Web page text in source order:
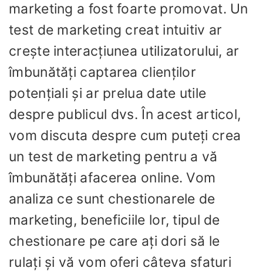
marketing a fost foarte promovat. Un
test de marketing creat intuitiv ar
crește interacțiunea utilizatorului, ar
îmbunătăți captarea clienților
potențiali și ar prelua date utile
despre publicul dvs. În acest articol,
vom discuta despre cum puteți crea
un test de marketing pentru a vă
îmbunătăți afacerea online. Vom
analiza ce sunt chestionarele de
marketing, beneficiile lor, tipul de
chestionare pe care ați dori să le
rulați și vă vom oferi câteva sfaturi